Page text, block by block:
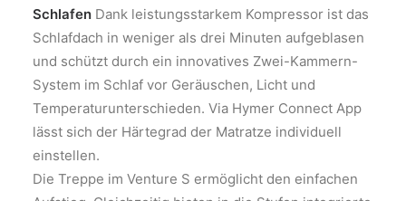
Schlafen Dank leistungsstarkem Kompressor ist das
Schlafdach in weniger als drei Minuten aufgeblasen
und schützt durch ein innovatives Zwei-Kammern-
System im Schlaf vor Geräuschen, Licht und
Temperaturunterschieden. Via Hymer Connect App
lässt sich der Härtegrad der Matratze individuell
einstellen.
Die Treppe im Venture S ermöglicht den einfachen